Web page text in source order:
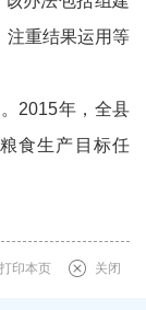
注重结果运用等
2015年，全县
食生产目标任
打印本页 关闭